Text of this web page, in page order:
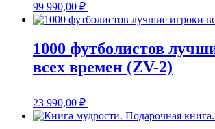
99 990,00 ₽
1000 футболистов
всех времен (ZV-2)
23 990,00 ₽